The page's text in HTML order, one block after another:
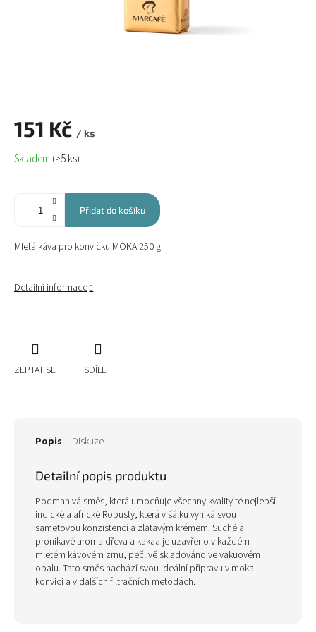
151 Kč / ks
Měrná
cena:
Skladem (>5 ks)
Přidat do košíku
Mletá káva pro konvičku MOKA 250 g
Detailní informace
ZEPTAT SE SDÍLET
Popis Diskuze
Detailní popis produktu
Podmanivá směs, která umocňuje všechny kvality té nejlepší
indické a africké Robusty, která v šálku vyniká svou
sametovou konzistencí a zlatavým krémem. Suché a
pronikavé aroma dřeva a kakaa je uzavřeno v každém
mletém kávovém zrnu, pečlivě skladováno ve vakuovém
obalu. Tato směs nachází svou ideální přípravu v moka
konvici a v dalších filtračních metodách.